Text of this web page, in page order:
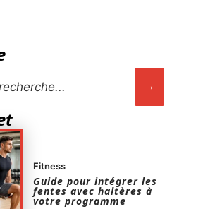
Fitness
Guide pour intégrer les
fentes avec haltères à
votre programme